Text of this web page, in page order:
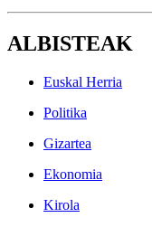
ALBISTEAK
Euskal Herria
Politika
Gizartea
Ekonomia
Kirola